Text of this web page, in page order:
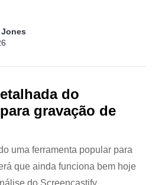
Jones
do
gravação de
uma ferramenta popular para
que ainda funciona bem hoje
do Screencastify.